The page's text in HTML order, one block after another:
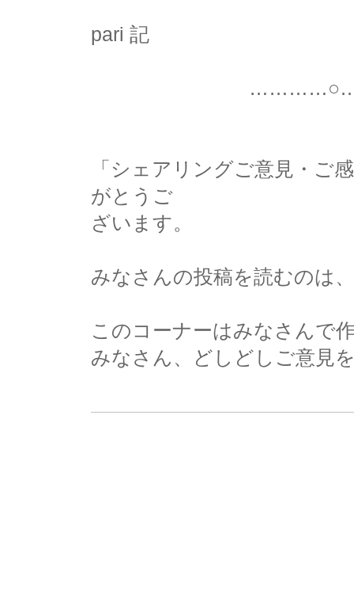
pari 記
「シェアリングご意見・ご
がとうご
ざいます。
みなさんの投稿を読むのは
このコーナーはみなさんで
みなさん、どしどしご意見